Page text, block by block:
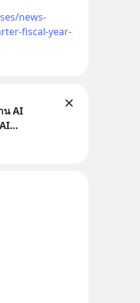
news-
fiscal-year-
น AI
ลยีปัญญา